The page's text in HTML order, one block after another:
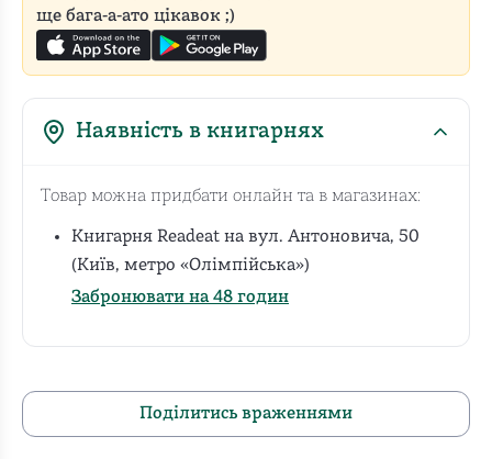
ще бага-а-ато цікавок ;)
Наявність в книгарнях
Товар можна придбати онлайн та в магазинах:
Книгарня Readeat на вул. Антоновича, 50
(Київ, метро «Олімпійська»)
Забронювати на 48 годин
Поділитись враженнями